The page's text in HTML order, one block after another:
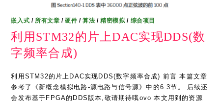
嵌入式 / 所有文章 /硬件 /算法 /精密模拟 / 综合项目
利用STM32的片上DAC实现DDS(数
字频率合成)
利用STM32的片上DAC实现DDS(数字频率合成) 前言 本篇文章
参考了《新概念模拟电路-源电路与信号源》中的6.3节。 后续还
会发布基于FPGA的DDS版本,敬请期待哦ovo 本文用到的资源